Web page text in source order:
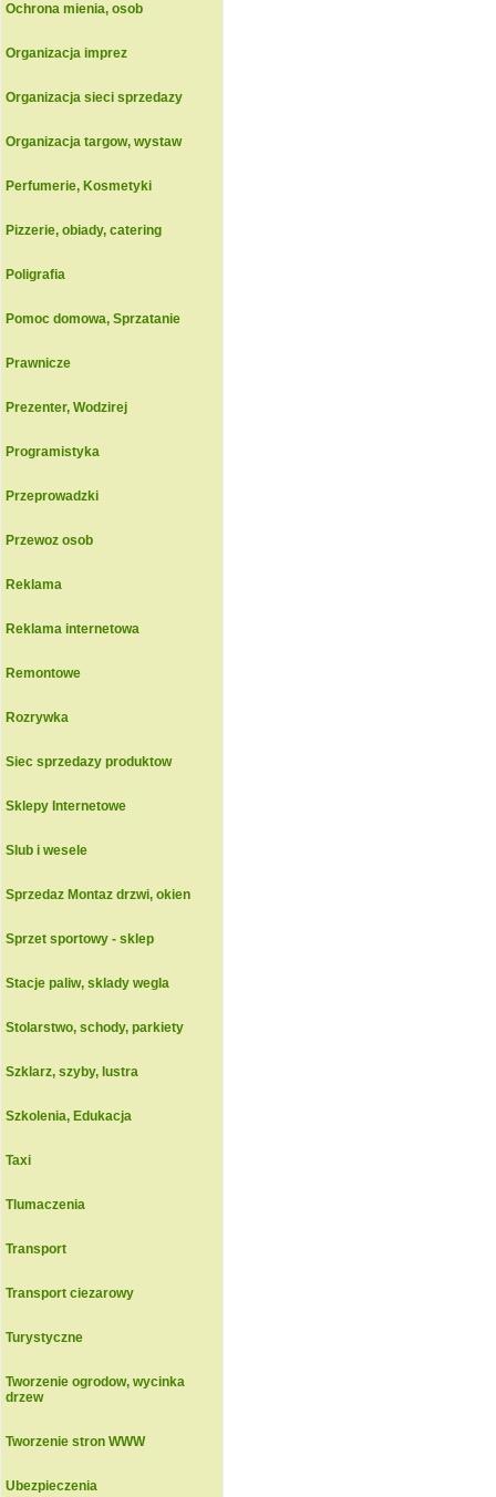
Ochrona mienia, osob
Organizacja imprez
Organizacja sieci sprzedazy
Organizacja targow, wystaw
Perfumerie, Kosmetyki
Pizzerie, obiady, catering
Poligrafia
Pomoc domowa, Sprzatanie
Prawnicze
Prezenter, Wodzirej
Programistyka
Przeprowadzki
Przewoz osob
Reklama
Reklama internetowa
Remontowe
Rozrywka
Siec sprzedazy produktow
Sklepy Internetowe
Slub i wesele
Sprzedaz Montaz drzwi, okien
Sprzet sportowy - sklep
Stacje paliw, sklady wegla
Stolarstwo, schody, parkiety
Szklarz, szyby, lustra
Szkolenia, Edukacja
Taxi
Tlumaczenia
Transport
Transport ciezarowy
Turystyczne
Tworzenie ogrodow, wycinka
drzew
Tworzenie stron WWW
Ubezpieczenia